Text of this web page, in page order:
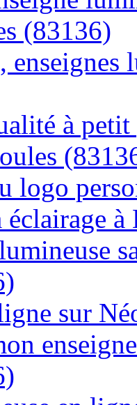
(83136)
enseignes
à
logo
éclairage
sur